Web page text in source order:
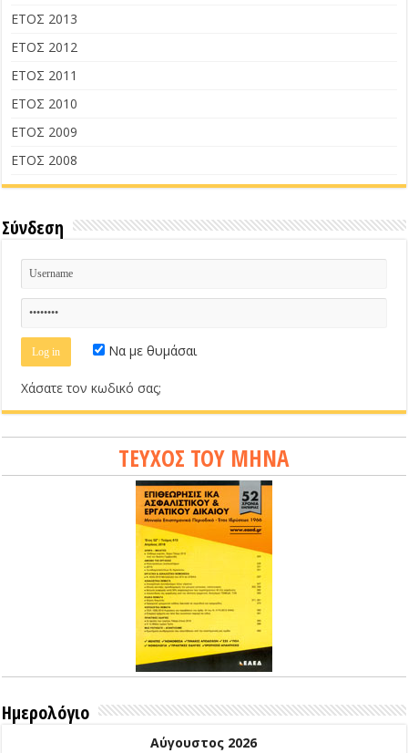
ΕΤΟΣ 2013
ΕΤΟΣ 2012
ΕΤΟΣ 2011
ΕΤΟΣ 2010
ΕΤΟΣ 2009
ΕΤΟΣ 2008
Σύνδεση
Να με θυμάσαι
Χάσατε τον κωδικό σας;
ΤΕΥΧΟΣ ΤΟΥ ΜΗΝΑ
Ημερολόγιο
Αύγουστος 2026